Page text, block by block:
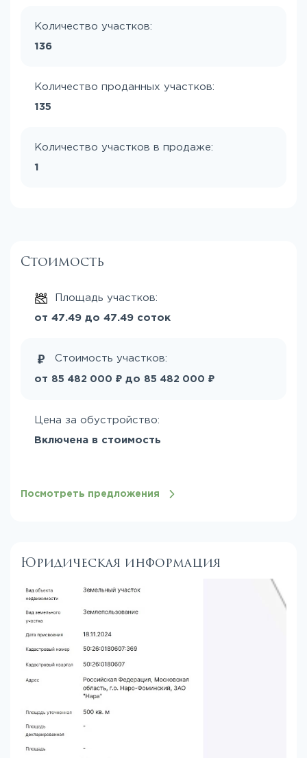
Количество участков:
136
Количество проданных участков:
135
Количество участков в продаже:
1
Стоимость
Площадь участков:
от 47.49 до 47.49 соток
Стоимость участков:
от 85 482 000 ₽ до 85 482 000 ₽
Цена за обустройство:
Включена в стоимость
Посмотреть предложения
Юридическая информация